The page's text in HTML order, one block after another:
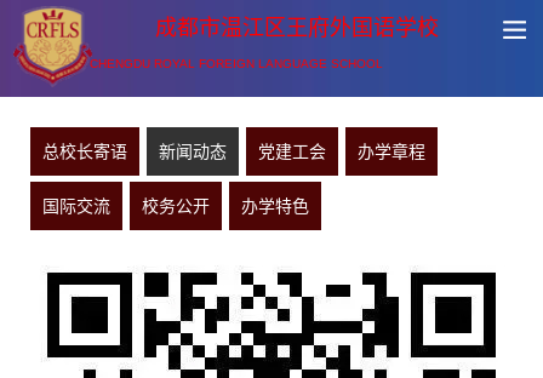
成都市温江区王府外国语学校
CHENGDU ROYAL FOREIGN LANGUAGE SCHOOL
总校长寄语 新闻动态 党建工会 办学章程
国际交流 校务公开 办学特色